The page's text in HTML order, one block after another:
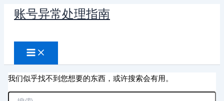
账号异常处理指南
索
我们似乎找不到您想要的东西，或许搜索会有用。
搜